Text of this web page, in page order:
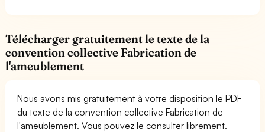
Télécharger gratuitement le texte de la
convention collective Fabrication de
l'ameublement
Nous avons mis gratuitement à votre disposition le PDF
du texte de la convention collective Fabrication de
l'ameublement. Vous pouvez le consulter librement.